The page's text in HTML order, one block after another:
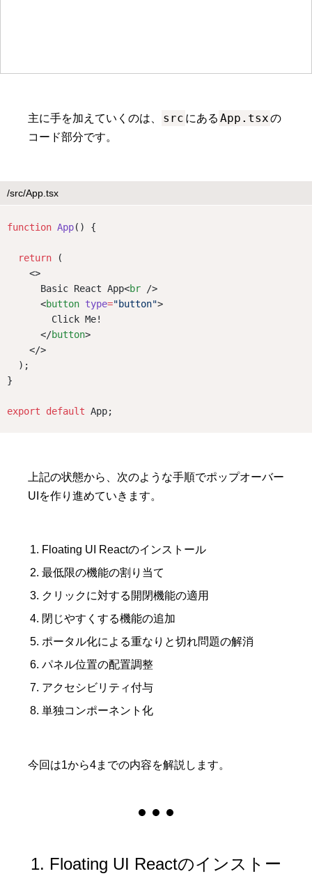
主に手を加えていくのは、 src にある App.tsxの
コード部分です。
/src/App.tsx
function App() {
return (
    <>
      Basic React App<
br />
      <
button type="button">
        Click Me!
      </
button>
    </>
  );
}
export default App;
上記の状態から、次のような手順でポップオーバー
UIを作り進めていきます。
Floating UI Reactのインストール
最低限の機能の割り当て
クリックに対する開閉機能の適用
閉じやすくする機能の追加
ポータル化による重なりと切れ問題の解消
パネル位置の配置調整
アクセシビリティ付与
単独コンポーネント化
今回は1から4までの内容を解説します。
1. Floating UI Reactのインストー